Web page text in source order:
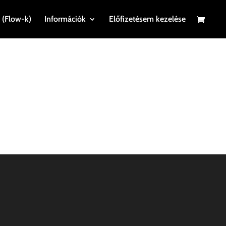
(Flow-k) Információk Előfizetésem kezelése